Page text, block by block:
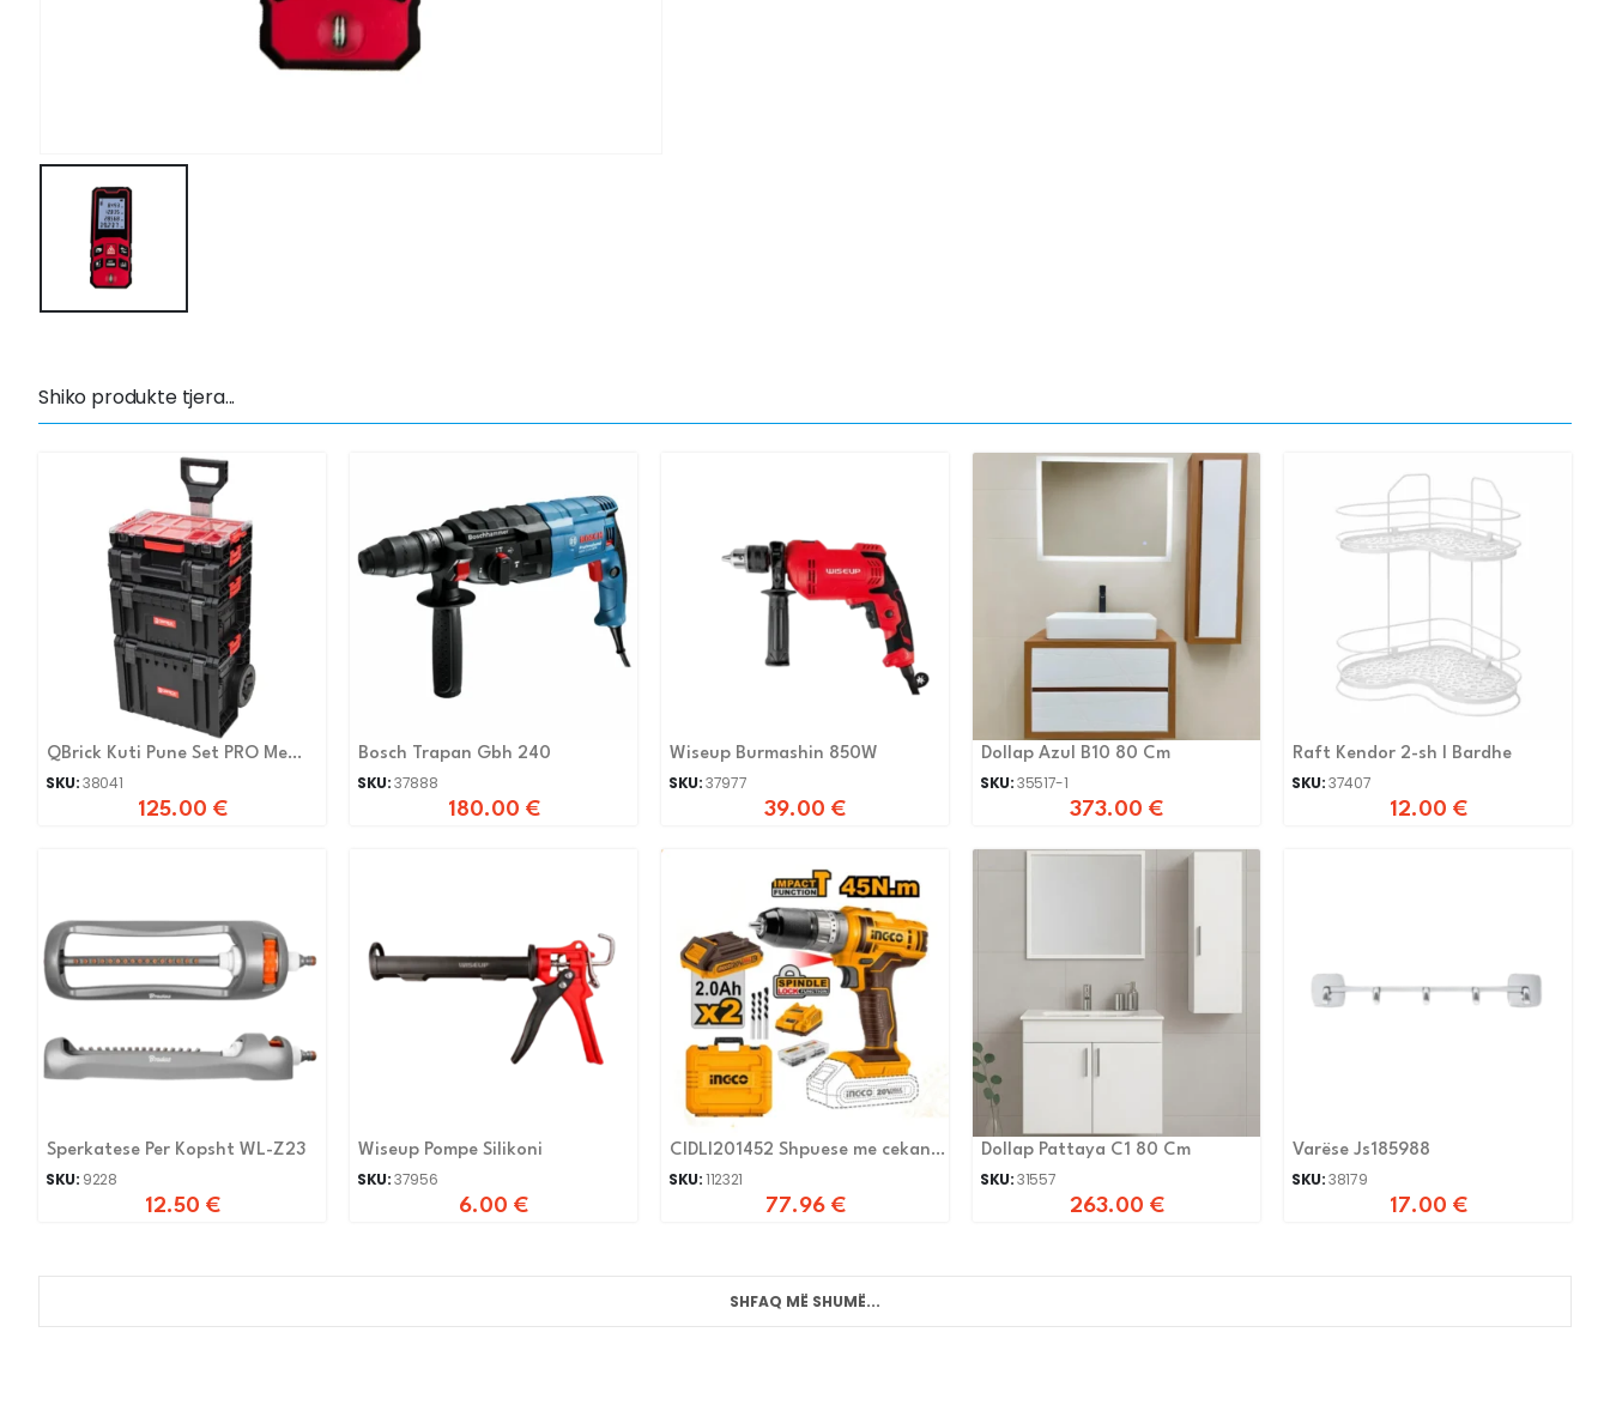
Shiko produkte tjera...
QBrick Kuti Pune Set PRO Me
Rafta 5n1
SKU:38041
125.00 €
Bosch Trapan Gbh 240
SKU:37888
180.00 €
Wiseup Burmashin 850W
SKU:37977
39.00 €
Dollap Azul B10 80 Cm
SKU:35517-1
373.00 €
Raft Kendor 2-sh I Bardhe
SKU:37407
12.00 €
Sperkatese Per Kopsht WL-Z23
SKU: 9228
12.50 €
Wiseup Pompe Silikoni
SKU:37956
6.00 €
CIDLI201452 Shpuese me cekan
20V 2x Bateri
SKU:112321
77.96 €
Dollap Pattaya C1 80 Cm
SKU:31557
263.00 €
Varëse Js185988
SKU:38179
17.00 €
SHFAQ MË SHUMË...